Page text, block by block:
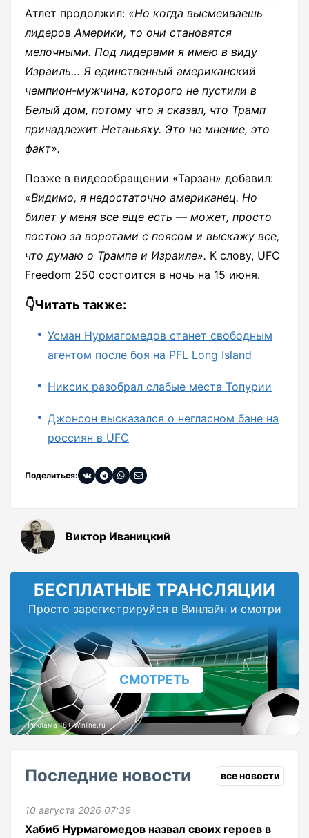
Атлет продолжил: «Но когда высмеиваешь
лидеров Америки, то они становятся
мелочными. Под лидерами я имею в виду
Израиль… Я единственный американский
чемпион-мужчина, которого не пустили в
Белый дом, потому что я сказал, что Трамп
принадлежит Нетаньяху. Это не мнение, это
факт».
Позже в видеообращении «Тарзан» добавил:
«Видимо, я недостаточно американец. Но
билет у меня все еще есть — может, просто
постою за воротами с поясом и выскажу все,
что думаю о Трампе и Израиле». К слову, UFC
Freedom 250 состоится в ночь на 15 июня.
👇Читать также:
Усман Нурмагомедов станет свободным
агентом после боя на PFL Long Island
Никсик разобрал слабые места Топурии
Джонсон высказался о негласном бане на
россиян в UFC
Поделиться:
Виктор Иваницкий
БЕСПЛАТНЫЕ ТРАНСЛЯЦИИ
Просто зарегистрируйся в Винлайн и смотри
СМОТРЕТЬ
Реклама 18+ Winline.ru
Последние новости все новости
10 августа 2026 07:39
Хабиб Нурмагомедов назвал своих героев в